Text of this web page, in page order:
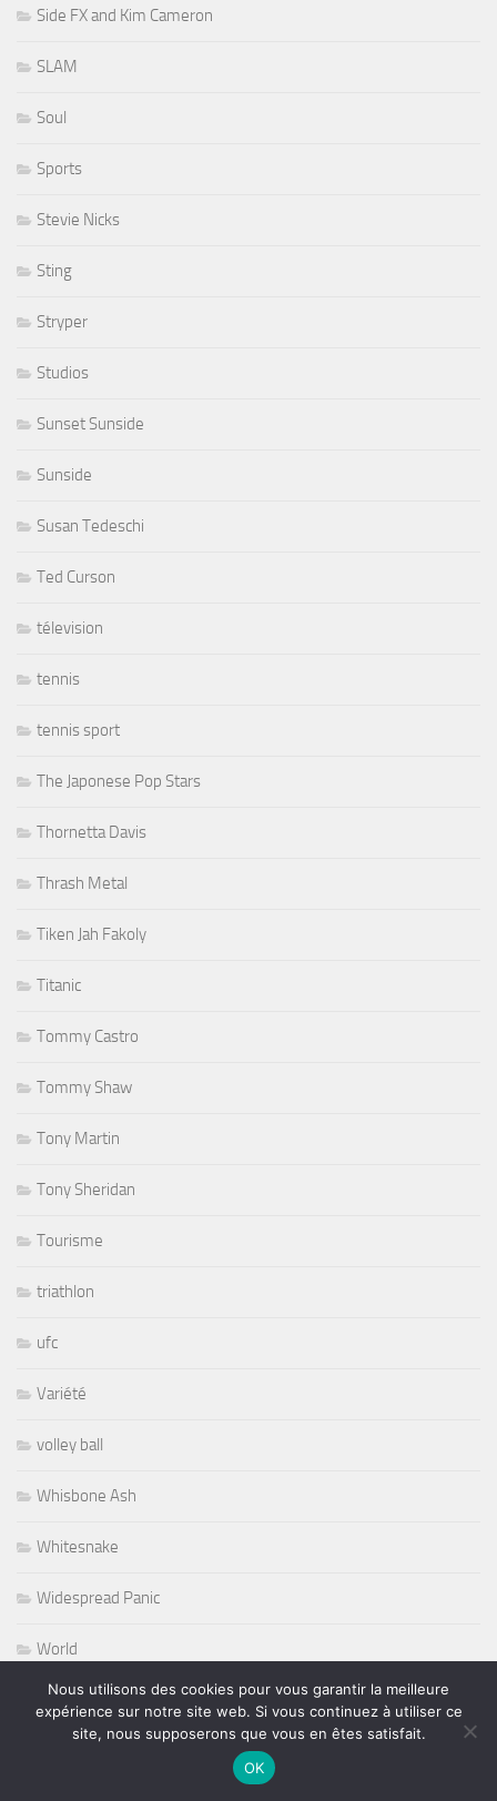
Side FX and Kim Cameron
SLAM
Soul
Sports
Stevie Nicks
Sting
Stryper
Studios
Sunset Sunside
Sunside
Susan Tedeschi
Ted Curson
télevision
tennis
tennis sport
The Japonese Pop Stars
Thornetta Davis
Thrash Metal
Tiken Jah Fakoly
Titanic
Tommy Castro
Tommy Shaw
Tony Martin
Tony Sheridan
Tourisme
triathlon
ufc
Variété
volley ball
Whisbone Ash
Whitesnake
Widespread Panic
World
Wursel
Nous utilisons des cookies pour vous garantir la meilleure
expérience sur notre site web. Si vous continuez à utiliser ce
site, nous supposerons que vous en êtes satisfait.
OK